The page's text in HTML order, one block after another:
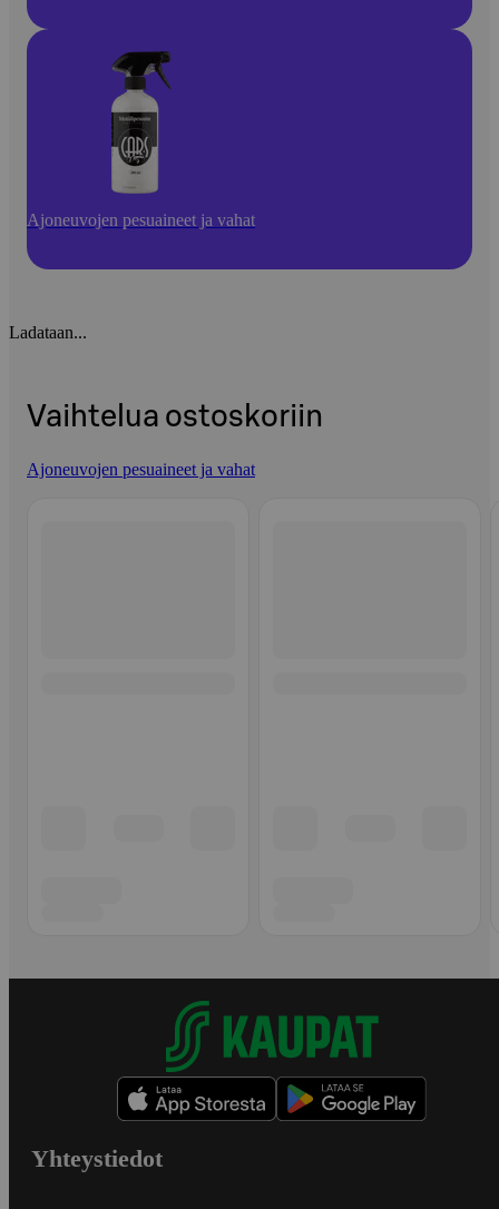
Ajoneuvojen pesuaineet ja vahat
Ladataan...
Vaihtelua ostoskoriin
Ajoneuvojen pesuaineet ja vahat
Yhteystiedot